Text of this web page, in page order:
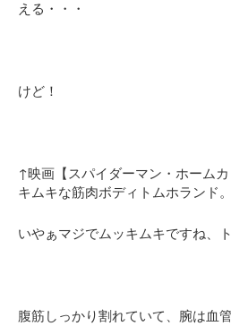
える・・・
けど！
↑映画【スパイダーマン・ホーム
キムキな筋肉ボディトムホランド。
いやぁマジでムッキムキですね、
腹筋しっかり割れていて、腕は血